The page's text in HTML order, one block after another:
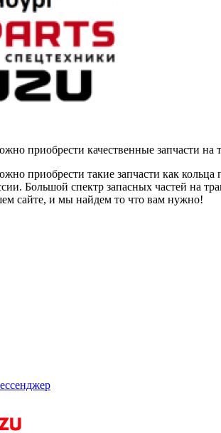
приобрести качественные запчасти на
приобрести такие запчасти как кольца
Большой спектр запасных частей на
сайте, и мы найдем то что вам нужно!